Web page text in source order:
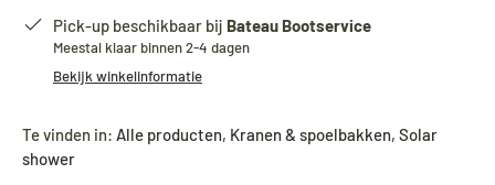
Pick-up beschikbaar bij Bateau Bootservice
Meestal klaar binnen 2-4 dagen
Bekijk winkelinformatie
Te vinden in: Alle producten, Kranen & spoelbakken, Solar
shower